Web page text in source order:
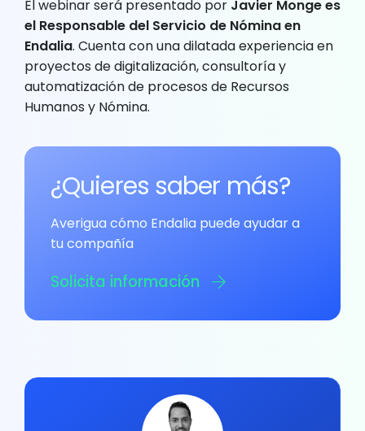
El webinar será presentado por Javier Monge es
el Responsable del Servicio de Nómina en
Endalia. Cuenta con una dilatada experiencia en
proyectos de digitalización, consultoría y
automatización de procesos de Recursos
Humanos y Nómina.
¿Quieres saber más?
Averigua cómo Endalia puede ayudar a
tu compañía
Solicita información